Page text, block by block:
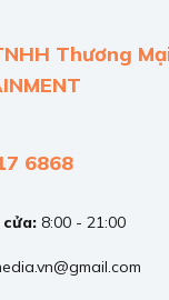
Thương
6868
cửa: 8:00 - 21:00